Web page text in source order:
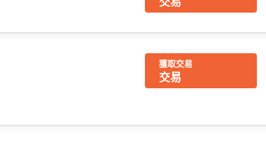
獲取交易
交易